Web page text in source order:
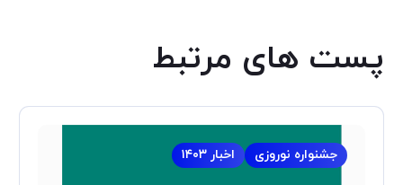
پست های مرتبط
اخبار ۱۴۰۳ جشنواره نوروزی